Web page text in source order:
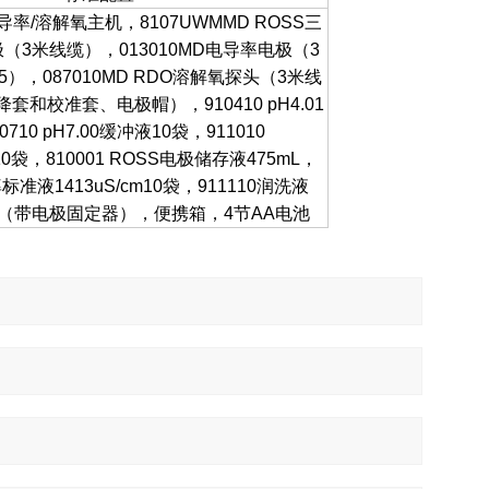
率/溶解氧主机，8107UWMMD ROSS三
3米线缆），013010MD电导率电极（3
），087010MD RDO溶解氧探头（3米线
套和校准套、电极帽），910410 pH4.01
pH7.00缓冲液10袋，911010
袋，810001 ROSS电极储存液475mL，
准液1413uS/cm10袋，911110润洗液
带电极固定器），便携箱，4节AA电池